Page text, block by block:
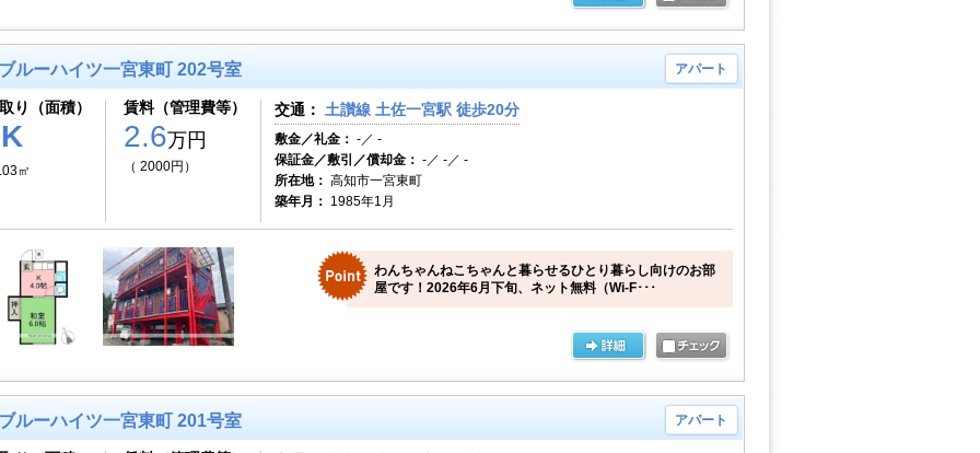
ルーハイツ一宮東町 202号室 アパート
り（面積）
㎡
賃料（管理費等）
2.6万円
（ 2000円）
交通： 土讃線 土佐一宮駅 徒歩20分
敷金／礼金： -／ -
保証金／敷引／償却金： -／ -／ -
所在地： 高知市一宮東町
築年月： 1985年1月
わんちゃんねこちゃんと暮らせるひとり暮らし向けのお部
屋です！2026年6月下旬、ネット無料（Wi-F･･･
ルーハイツ一宮東町 201号室 アパート